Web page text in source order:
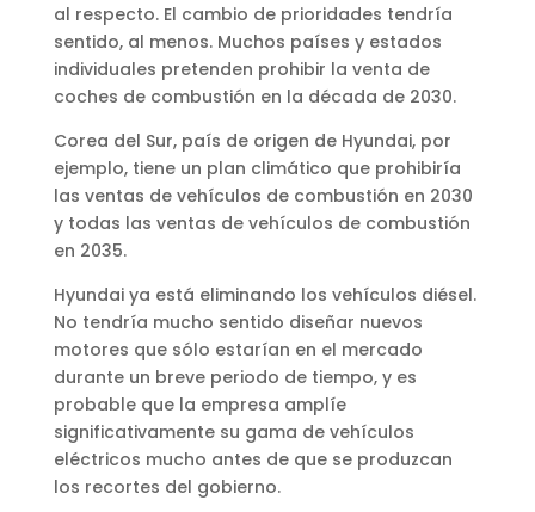
al respecto. El cambio de prioridades tendría
sentido, al menos. Muchos países y estados
individuales pretenden prohibir la venta de
coches de combustión en la década de 2030.
Corea del Sur, país de origen de Hyundai, por
ejemplo, tiene un plan climático que prohibiría
las ventas de vehículos de combustión en 2030
y todas las ventas de vehículos de combustión
en 2035.
Hyundai ya está eliminando los vehículos diésel.
No tendría mucho sentido diseñar nuevos
motores que sólo estarían en el mercado
durante un breve periodo de tiempo, y es
probable que la empresa amplíe
significativamente su gama de vehículos
eléctricos mucho antes de que se produzcan
los recortes del gobierno.